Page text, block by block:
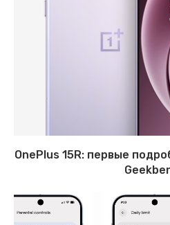
OnePlus 15R: первые